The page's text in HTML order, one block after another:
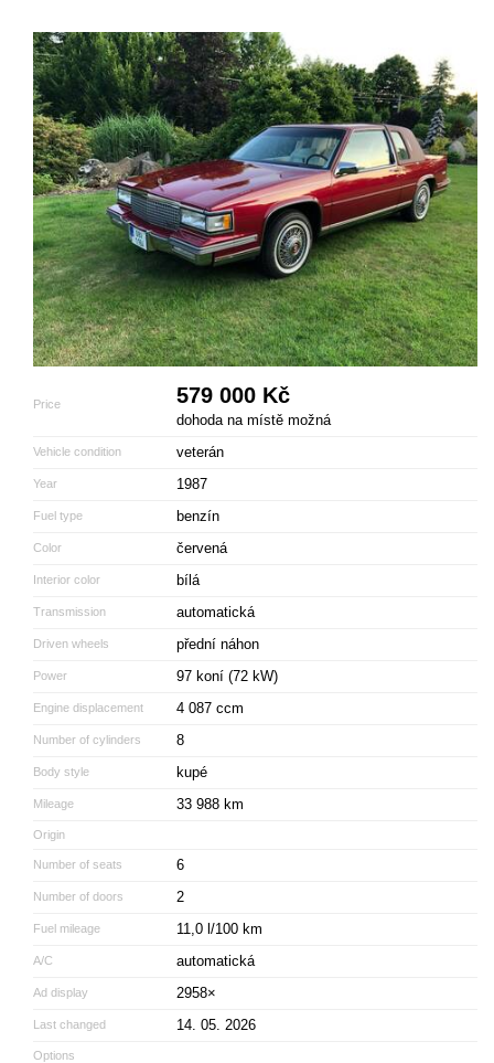
Price 579 000 Kč
dohoda na místě možná
Vehicle condition veterán
Year 1987
Fuel type benzín
Color červená
Interior color bílá
Transmission automatická
Driven wheels přední náhon
Power 97 koní (72 kW)
Engine displacement 4 087 ccm
Number of cylinders 8
Body style kupé
Mileage 33 988 km
Origin
Number of seats 6
Number of doors 2
Fuel mileage 11,0 l/100 km
A/C automatická
Ad display 2958×
Last changed 14. 05. 2026
Options